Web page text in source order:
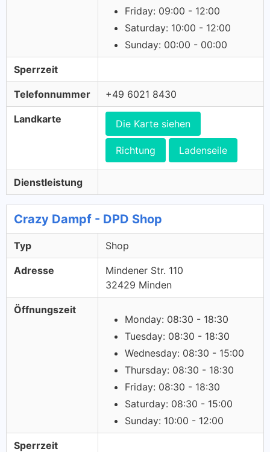
Friday: 09:00 - 12:00
Saturday: 10:00 - 12:00
Sunday: 00:00 - 00:00
Sperrzeit
Telefonnummer +49 6021 8430
Landkarte Die Karte siehen
Richtung Ladenseile
Dienstleistung
Crazy Dampf - DPD Shop
Typ Shop
Adresse
Mindener Str. 110
32429 Minden
Öffnungszeit
Monday: 08:30 - 18:30
Tuesday: 08:30 - 18:30
Wednesday: 08:30 - 15:00
Thursday: 08:30 - 18:30
Friday: 08:30 - 18:30
Saturday: 08:30 - 15:00
Sunday: 10:00 - 12:00
Sperrzeit